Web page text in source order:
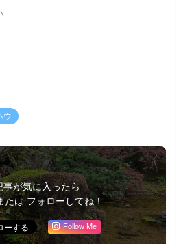
ウ
事が気に入ったら
たは フォローしてね！
Follow Me